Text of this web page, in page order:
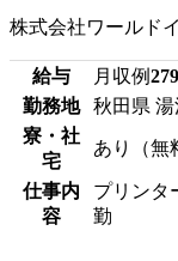
株式会社ワールド
給与 月収例
勤務地
秋田県
寮・社
宅
あり（無
仕事内
容
プリンタ
勤